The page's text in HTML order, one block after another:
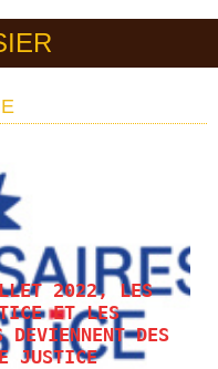
2022, LES
ET LES
DEVIENNENT DES
JUSTICE